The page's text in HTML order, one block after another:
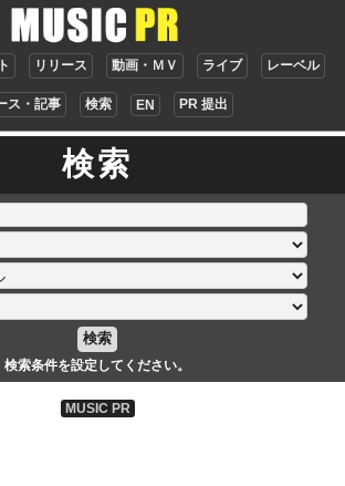
リリース 動画・ＭＶ ライブ レーベル
ス・記事 検索 EN PR 提出
検索
検索
検索条件を設定してください。
MUSIC PR